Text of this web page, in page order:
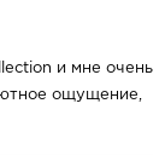
и мне очень
ощущение,